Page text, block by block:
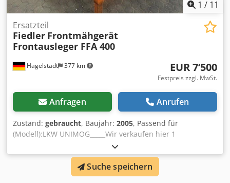
1 / 11
Hagelstadt 377 km
Ersatzteil
Fiedler Frontmähgerät
Frontausleger FFA 400
EUR 7’500
Festpreis zzgl. MwSt.
Anfragen Anrufen
Zustand: gebraucht, Baujahr: 2005, Passend für
(Modell):LKW UNIMOG_____Wir verkaufen hier 1
gebrauchten Fiedler Frontmaeher Frontauslegemaeher FFA
400 aus Baujahr 2005.Ausstattung:Anbaupl atte Größe 3,
Verschubrahmen 1900mm mit Kette,Hydraulikschläuche
und flachdichtende Hydraulikkupplungen,Universal
Suche speichern